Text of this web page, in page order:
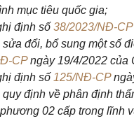
mục tiêu quốc gia;
định số 38/2023/NĐ-CP
đổi, bổ sung một số
CPngày 19/4/2022 của
định số 125/NĐ-CP
định về phân định
02 cấp trong lĩnh